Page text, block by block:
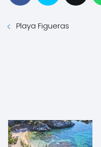
Playa Figueras